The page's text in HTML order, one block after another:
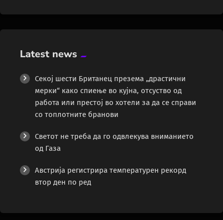
Latest news
Секој шести Британец презема „драстични
мерки“ како спиење во кујна, отсуство од
работа или престој во хотели за да се справи
со топлотните бранови
Светот не треба да го одвлекува вниманието
од Газа
Австрија регистрира температурен рекорд
втор ден по ред